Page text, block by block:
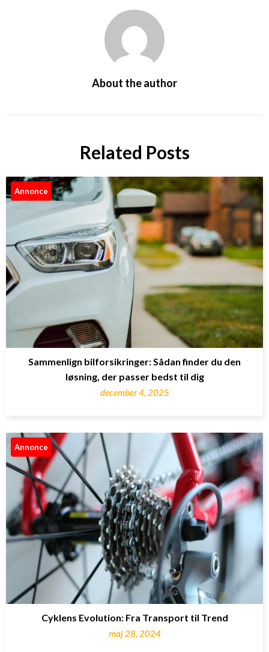
About the author
Related Posts
Annonce
Sammenlign bilforsikringer: Sådan finder du den
løsning, der passer bedst til dig
december 4, 2025
Annonce
Cyklens Evolution: Fra Transport til Trend
maj 28, 2024